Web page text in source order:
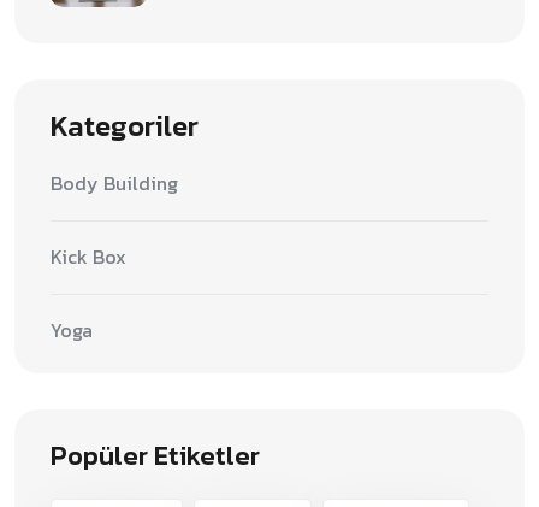
Kategoriler
Body Building
Kick Box
Yoga
Popüler Etiketler